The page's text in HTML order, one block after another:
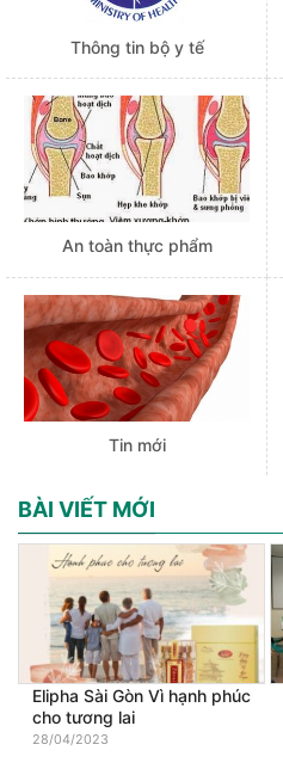
Thông tin bộ y tế
An toàn thực phẩm
Tin mới
BÀI VIẾT MỚI
Elipha Sài Gòn Vì hạnh phúc
cho tương lai
28/04/2023